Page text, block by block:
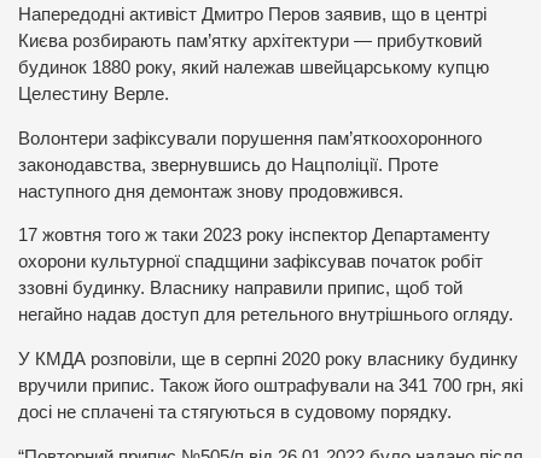
Напередодні активіст Дмитро Перов заявив, що в центрі
Києва розбирають пам’ятку архітектури — прибутковий
будинок 1880 року, який належав швейцарському купцю
Целестину Верле.
Волонтери зафіксували порушення пам’яткоохоронного
законодавства, звернувшись до Нацполіції. Проте
наступного дня демонтаж знову продовжився.
17 жовтня того ж таки 2023 року інспектор Департаменту
охорони культурної спадщини зафіксував початок робіт
ззовні будинку. Власнику направили припис, щоб той
негайно надав доступ для ретельного внутрішнього огляду.
У КМДА розповіли, ще в серпні 2020 року власнику будинку
вручили припис. Також його оштрафували на 341 700 грн, які
досі не сплачені та стягуються в судовому порядку.